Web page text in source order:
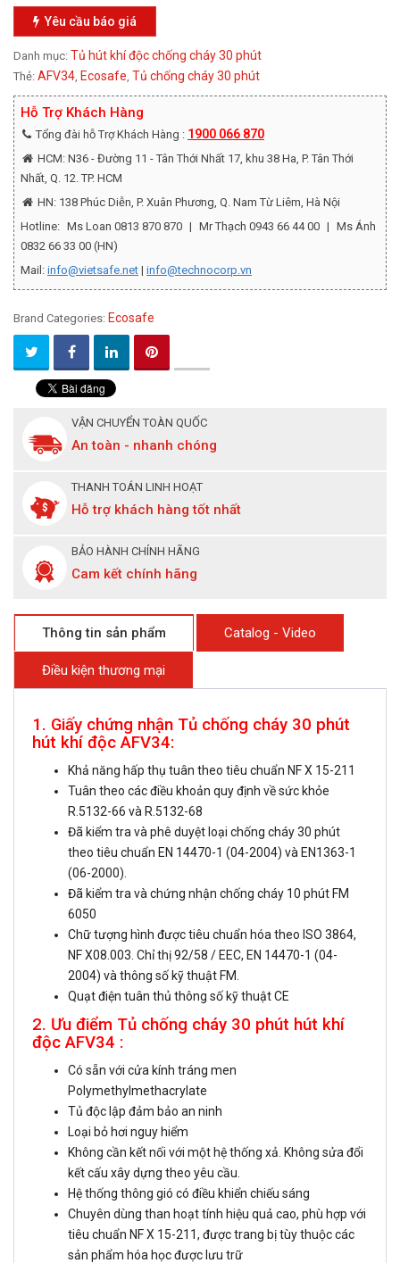
Yêu cầu báo giá
Danh mục: Tủ hút khí độc chống cháy 30 phút
Thẻ: AFV34, Ecosafe, Tủ chống cháy 30 phút
Hỗ Trợ Khách Hàng
Tổng đài hỗ Trợ Khách Hàng : 1900 066 870
HCM: N36 - Đường 11 - Tân Thới Nhất 17, khu 38 Ha, P. Tân Thới
Nhất, Q. 12. TP. HCM
HN: 138 Phúc Diễn, P. Xuân Phương, Q. Nam Từ Liêm, Hà Nội
Hotline: Ms Loan 0813 870 870 | Mr Thạch 0943 66 44 00 | Ms Ánh
0832 66 33 00 (HN)
Mail: info@vietsafe.net | info@technocorp.vn
Brand Categories: Ecosafe
VẬN CHUYỂN TOÀN QUỐC
An toàn - nhanh chóng
THANH TOÁN LINH HOẠT
Hỗ trợ khách hàng tốt nhất
BẢO HÀNH CHÍNH HÃNG
Cam kết chính hãng
Thông tin sản phẩm Catalog - Video
Điều kiện thương mại
1. Giấy chứng nhận Tủ chống cháy 30 phút
hút khí độc AFV34:
Khả năng hấp thụ tuân theo tiêu chuẩn NF X 15-211
Tuân theo các điều khoản quy định về sức khỏe
R.5132-66 và R.5132-68
Đã kiểm tra và phê duyệt loại chống cháy 30 phút
theo tiêu chuẩn EN 14470-1 (04-2004) và EN1363-1
(06-2000).
Đã kiểm tra và chứng nhận chống cháy 10 phút FM
6050
Chữ tượng hình được tiêu chuẩn hóa theo ISO 3864,
NF X08.003. Chỉ thị 92/58 / EEC, EN 14470-1 (04-
2004) và thông số kỹ thuật FM.
Quạt điện tuân thủ thông số kỹ thuật CE
2. Ưu điểm Tủ chống cháy 30 phút hút khí
độc AFV34 :
Có sẵn với cửa kính tráng men
Polymethylmethacrylate
Tủ độc lập đảm bảo an ninh
Loại bỏ hơi nguy hiểm
Không cần kết nối với một hệ thống xả. Không sửa đổi
kết cấu xây dựng theo yêu cầu.
Hệ thống thông gió có điều khiển chiếu sáng
Chuyên dùng than hoạt tính hiệu quả cao, phù hợp với
tiêu chuẩn NF X 15-211, được trang bị tùy thuộc các
sản phẩm hóa học được lưu trữ